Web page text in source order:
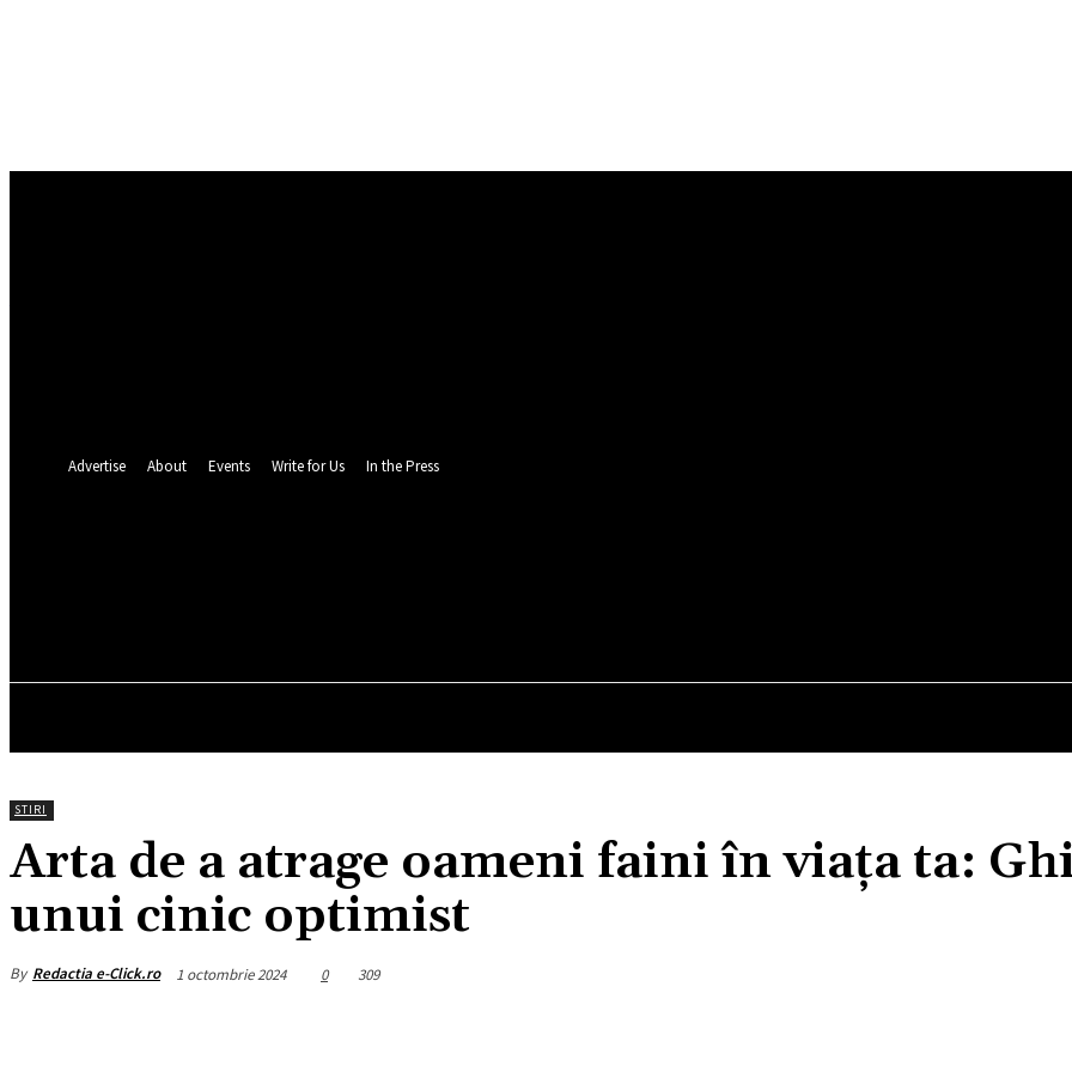
Advertise About Events Write for Us In the Press
STIRI
Arta de a atrage oameni faini în viața ta:
unui cinic optimist
By Redactia e-Click.ro 1 octombrie 2024 0 309